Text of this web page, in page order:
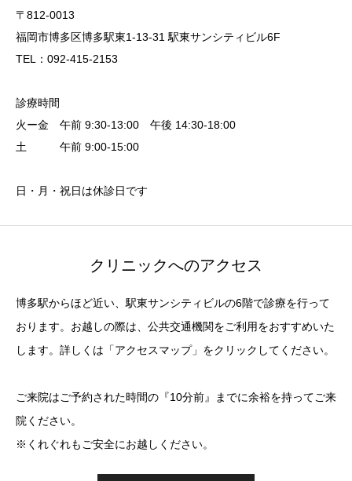
〒812-0013
福岡市博多区博多駅東1-13-31 駅東サンシティビル6F
TEL：092-415-2153
診療時間
火ー金 午前 9:30-13:00 午後 14:30-18:00
土 午前 9:00-15:00
日・月・祝日は休診日です
クリニックへのアクセス
博多駅からほど近い、駅東サンシティビルの6階で診療を行って
おります。お越しの際は、公共交通機関をご利用をおすすめいた
します。詳しくは「アクセスマップ」をクリックしてください。
ご来院はご予約された時間の『10分前』までに余裕を持ってご来
院ください。
※くれぐれもご安全にお越しください。